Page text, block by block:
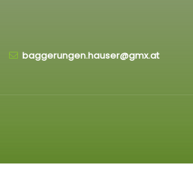
baggerungen.hauser@gmx.at